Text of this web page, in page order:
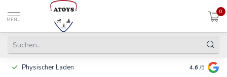
MENU
0
Physischer Laden In 3 Raten
4.6 /5